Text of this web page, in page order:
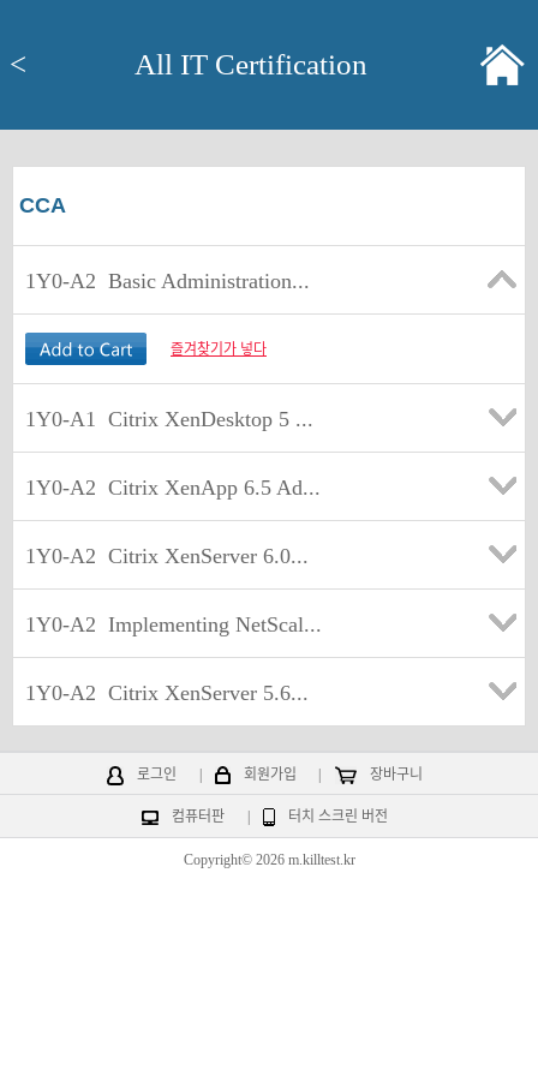
< All IT Certification
CCA
1Y0-A2 Basic Administration...
즐겨찾기가 넣다
1Y0-A1 Citrix XenDesktop 5 ...
1Y0-A2 Citrix XenApp 6.5 Ad...
1Y0-A2 Citrix XenServer 6.0...
1Y0-A2 Implementing NetScal...
1Y0-A2 Citrix XenServer 5.6...
로그인 회원가입 장바구니
컴퓨터판 터치 스크린 버전
Copyright© 2026 m.killtest.kr